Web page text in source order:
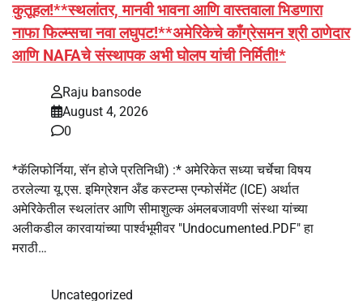
कुतूहल!**स्थलांतर, मानवी भावना आणि वास्तवाला भिडणारा
नाफा फिल्म्सचा नवा लघुपट!**अमेरिकेचे काँग्रेसमन श्री ठाणेदार
आणि NAFAचे संस्थापक अभी घोलप यांची निर्मिती!*
Raju bansode
August 4, 2026
0
*कॅलिफोर्निया, सॅन होजे प्रतिनिधी) :* अमेरिकेत सध्या चर्चेचा विषय
ठरलेल्या यू.एस. इमिग्रेशन अँड कस्टम्स एन्फोर्समेंट (ICE) अर्थात
अमेरिकेतील स्थलांतर आणि सीमाशुल्क अंमलबजावणी संस्था यांच्या
अलीकडील कारवायांच्या पार्श्वभूमीवर "Undocumented.PDF" हा
मराठी…
Uncategorized